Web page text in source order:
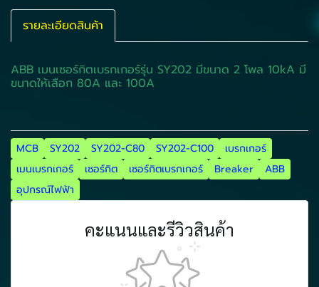
รายละเอียดสินค้า
ABB เมนเซอร์กิตเบรกเกอร์รุ่น SY202 มีขนาด 2 โพล 10kA มี
ขนาดให้เลือก 80A และ 100A
MCB SY202 SY202-C80 SY202-C100
เบรกเกอร์
เมนเบรกเกอร์
เซอร์กิต เซอร์กิตเบรกเกอร์ Breaker
ABB
อุปกรณ์ไฟฟ้า
คะแนนและรีวิวสินค้า